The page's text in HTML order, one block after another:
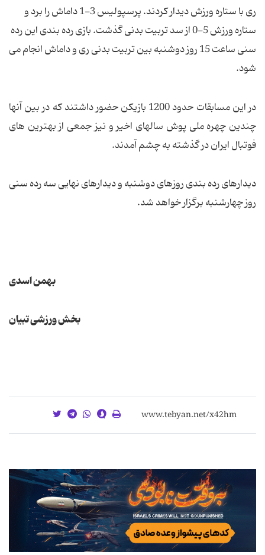
ری با ستاره ورزش دیدار کردند. پرسپولیس 3-1 داماش را برد و
ستاره ورزش 5-0 از سد تربیت بدنی گذشت. بازی رده بندی این رده
سنی ساعت 15 روز دوشنبه بین تربیت بدنی ری و داماش انجام می
شود.
در این مسابقات حدود 1200 بازیکن حضور داشتند که در بین آنها
چندین چهره ملی پوش سالهای اخیر و نیز جمعی از بهترین های
فوتبال ایران در گذشته به چشم آمدند.
دیدارهای رده بندی روزهای دوشنبه و دیدارهای نهایی سه رده سنی
روز چهارشنبه برگزار خواهد شد.
بهمن اسدی
بخش ورزشی تبیان